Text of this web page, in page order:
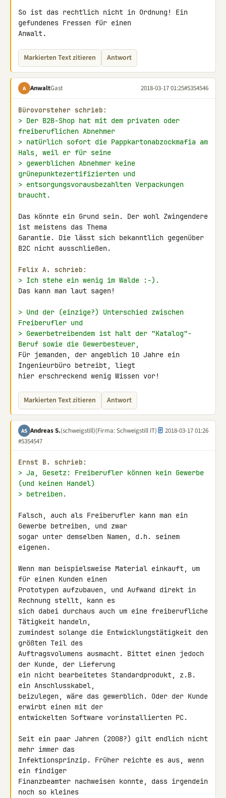
So ist das rechtlich nicht in Ordnung! Ein
gefundenes Fressen für einen
Anwalt.
Markierten Text zitieren Antwort
A AnwaltGast 2018-03-17 01:25#5354546
Bürovorsteher schrieb:
> Der B2B-Shop hat mit dem privaten oder
freiberuflichen Abnehmer
> natürlich sofort die Pappkartonabzockmafia am
Hals, weil er für seine
> gewerblichen Abnehmer keine
grünepunktezertifizierten und
> entsorgungsvorausbezahlten Verpackungen
braucht.
Das könnte ein Grund sein. Der wohl Zwingendere
ist meistens das Thema
Garantie. Die lässt sich bekanntlich gegenüber
B2C nicht ausschließen.
Felix A. schrieb:
> Ich stehe ein wenig im Walde :-).
Das kann man laut sagen!
> Und der (einzige?) Unterschied zwischen
Freiberufler und
> Gewerbetreibendem ist halt der "Katalog"-
Beruf sowie die Gewerbesteuer,
Für jemanden, der angeblich 10 Jahre ein
Ingenieurbüro betreibt, liegt
hier erschreckend wenig Wissen vor!
Markierten Text zitieren Antwort
AS Andreas S.(schweigstill)(Firma: Schweigstill IT)
2018-03-17 01:26
#5354547
Εrnst B. schrieb:
> Ja, Gesetz: Freiberufler können kein Gewerbe
(und keinen Handel)
> betreiben.
Falsch, auch als Freiberufler kann man ein
Gewerbe betreiben, und zwar
sogar unter demselben Namen, d.h. seinem
eigenen.
Wenn man beispielsweise Material einkauft, um
für einen Kunden einen
Prototypen aufzubauen, und Aufwand direkt in
Rechnung stellt, kann es
sich dabei durchaus auch um eine freiberufliche
Tätigkeit handeln,
zumindest solange die Entwicklungstätigkeit den
größten Teil des
Auftragsvolumens ausmacht. Bittet einen jedoch
der Kunde, der Lieferung
ein nicht bearbeitetes Standardprodukt, z.B.
ein Anschlusskabel,
beizulegen, wäre das gewerblich. Oder der Kunde
erwirbt einen mit der
entwickelten Software vorinstallierten PC.
Seit ein paar Jahren (2008?) gilt endlich nicht
mehr immer das
Infektionsprinzip. Früher reichte es aus, wenn
ein findiger
Finanzbeamter nachweisen konnte, dass irgendein
noch so kleines